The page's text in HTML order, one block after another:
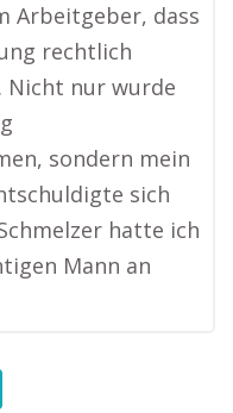
Arbeitgeber, dass
rechtlich
Nicht nur wurde
sondern mein
sich
hatte ich
Mann an